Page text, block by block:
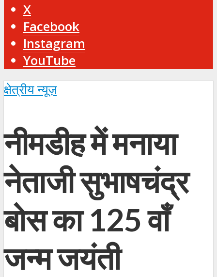
X
Facebook
Instagram
YouTube
क्षेत्रीय न्यूज़
नीमडीह में मनाया
नेताजी सुभाषचंद्र
बोस का 125 वाँ
जन्म जयंती